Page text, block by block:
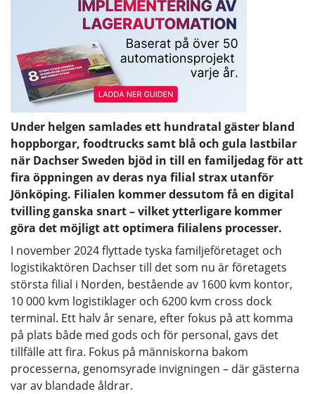
Under helgen samlades ett hundratal gäster bland
hoppborgar, foodtrucks samt blå och gula lastbilar
när Dachser Sweden bjöd in till en familjedag för att
fira öppningen av deras nya filial strax utanför
Jönköping. Filialen kommer dessutom få en digital
tvilling ganska snart – vilket ytterligare kommer
göra det möjligt att optimera filialens processer.
I november 2024 flyttade tyska familjeföretaget och
logistikaktören Dachser till det som nu är företagets
största filial i Norden, bestående av 1600 kvm kontor,
10 000 kvm logistiklager och 6200 kvm cross dock
terminal. Ett halv år senare, efter fokus på att komma
på plats både med gods och för personal, gavs det
tillfälle att fira. Fokus på människorna bakom
processerna, genomsyrade invigningen – där gästerna
var av blandade åldrar.